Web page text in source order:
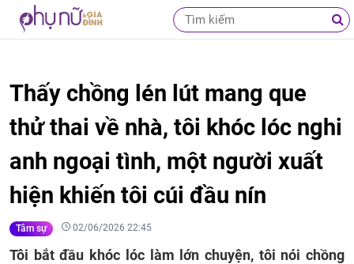
Thấy chồng lén lút mang que
thử thai về nhà, tôi khóc lóc nghi
anh ngoại tình, một người xuất
hiện khiến tôi cúi đầu nín
Tâm sự 02/06/2026 22:45
Tôi bắt đầu khóc lóc làm lớn chuyện, tôi nói chồng